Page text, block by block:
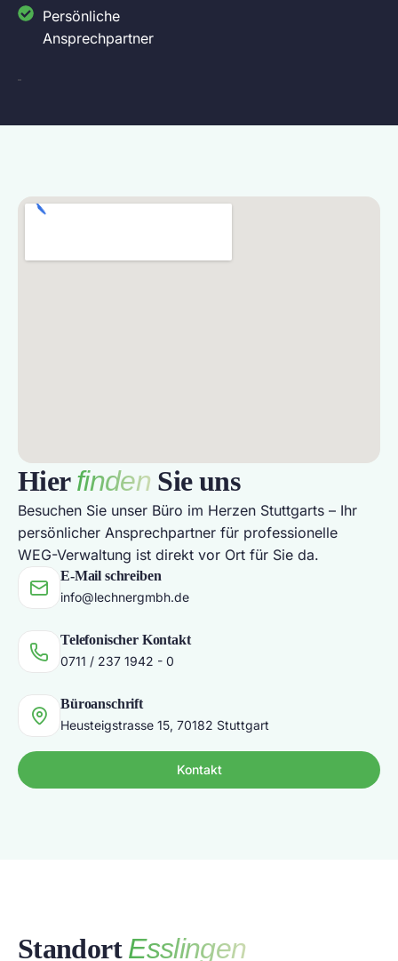
Persönliche
Ansprechpartner
Hierfinden Sie uns
Besuchen Sie unser Büro im Herzen Stuttgarts – Ihr
persönlicher Ansprechpartner für professionelle
WEG-Verwaltung ist direkt vor Ort für Sie da.
E-Mail schreiben
info@lechnergmbh.de
Telefonischer Kontakt
0711 / 237 1942 - 0
Büroanschrift
Heusteigstrasse 15, 70182 Stuttgart
Kontakt
Standort Esslingen